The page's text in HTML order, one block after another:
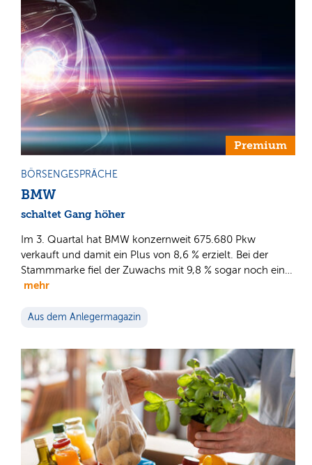
Premium
BÖRSENGESPRÄCHE
BMW
schaltet Gang höher
Im 3. Quartal hat BMW konzernweit 675.680 Pkw
verkauft und damit ein Plus von 8,6 % erzielt. Bei der
Stammmarke fiel der Zuwachs mit 9,8 % sogar noch ein…
mehr
Aus dem Anlegermagazin